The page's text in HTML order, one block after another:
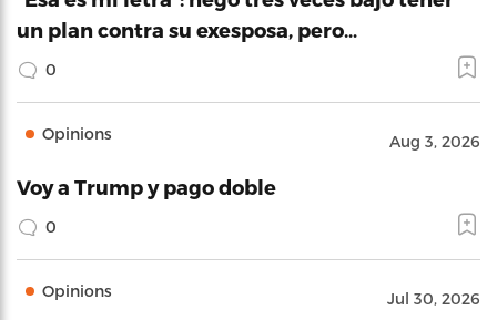
un plan contra su exesposa, pero…
0
Opinions Aug 3, 2026
Voy a Trump y pago doble
0
Opinions Jul 30, 2026